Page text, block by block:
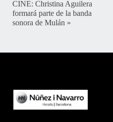
CINE: Christina Aguilera
formará parte de la banda
sonora de Mulán »